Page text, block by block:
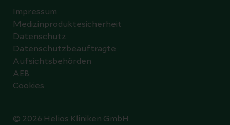
© 2026 Helios Kliniken GmbH
Impressum
Medizinproduktesicherheit
Datenschutz
Datenschutzbeauftragte
Aufsichtsbehörden
AEB
Cookies